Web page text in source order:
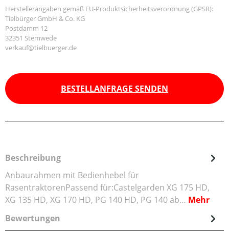
Herstellerangaben gemäß EU-Produktsicherheitsverordnung (GPSR):
Tielbürger GmbH & Co. KG
Postdamm 12
32351 Stemwede
verkauf@tielbuerger.de
BESTELLANFRAGE SENDEN
Beschreibung
Anbaurahmen mit Bedienhebel für
RasentraktorenPassend für:Castelgarden XG 175 HD,
XG 135 HD, XG 170 HD, PG 140 HD, PG 140 ab… Mehr
Bewertungen